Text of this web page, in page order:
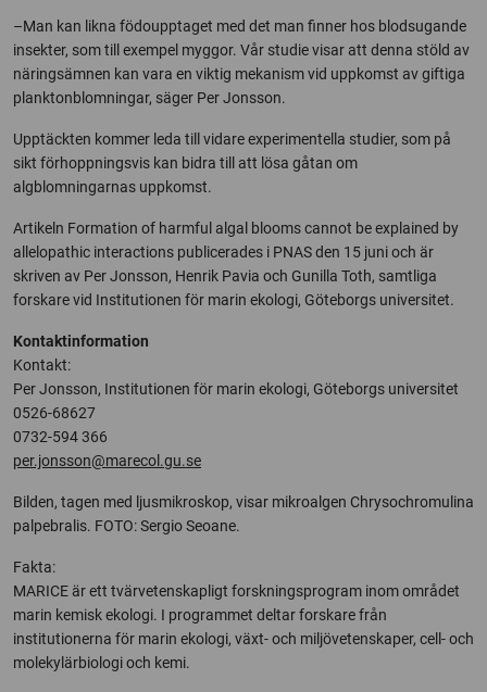
–Man kan likna födoupptaget med det man finner hos blodsugande
insekter, som till exempel myggor. Vår studie visar att denna stöld av
näringsämnen kan vara en viktig mekanism vid uppkomst av giftiga
planktonblomningar, säger Per Jonsson.
Upptäckten kommer leda till vidare experimentella studier, som på
sikt förhoppningsvis kan bidra till att lösa gåtan om
algblomningarnas uppkomst.
Artikeln Formation of harmful algal blooms cannot be explained by
allelopathic interactions publicerades i PNAS den 15 juni och är
skriven av Per Jonsson, Henrik Pavia och Gunilla Toth, samtliga
forskare vid Institutionen för marin ekologi, Göteborgs universitet.
Kontaktinformation
Kontakt:
Per Jonsson, Institutionen för marin ekologi, Göteborgs universitet
0526-68627
0732-594 366
per.jonsson@marecol.gu.se
Bilden, tagen med ljusmikroskop, visar mikroalgen Chrysochromulina
palpebralis. FOTO: Sergio Seoane.
Fakta:
MARICE är ett tvärvetenskapligt forskningsprogram inom området
marin kemisk ekologi. I programmet deltar forskare från
institutionerna för marin ekologi, växt- och miljövetenskaper, cell- och
molekylärbiologi och kemi.